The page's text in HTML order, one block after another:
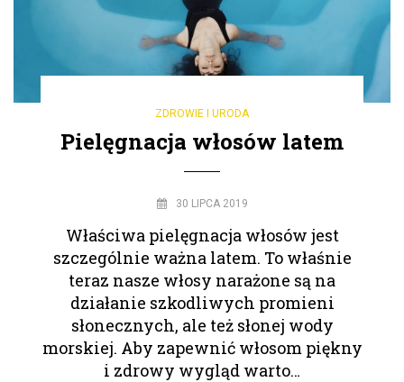
ZDROWIE I URODA
Pielęgnacja włosów latem
30 LIPCA 2019
Właściwa pielęgnacja włosów jest
szczególnie ważna latem. To właśnie
teraz nasze włosy narażone są na
działanie szkodliwych promieni
słonecznych, ale też słonej wody
morskiej. Aby zapewnić włosom piękny
i zdrowy wygląd warto…